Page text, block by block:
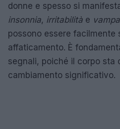
donne e spesso si
insonnia, irritabilità e
possono essere facilmente
affaticamento. È
segnali, poiché il corpo sta
cambiamento significativo.